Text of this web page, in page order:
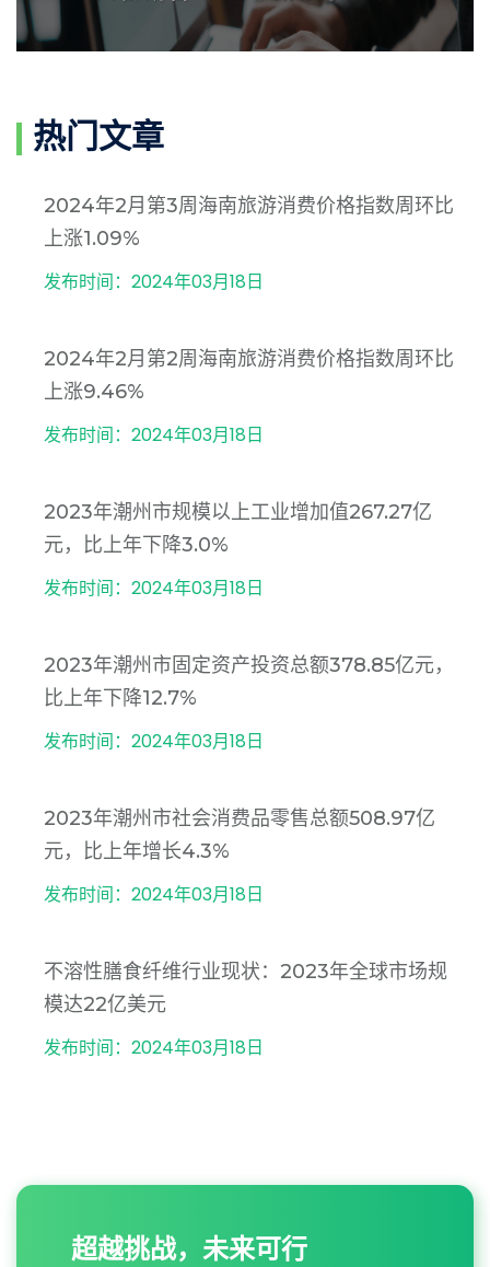
热门文章
2024年2月第3周海南旅游消费价格指数周环比
上涨1.09%
发布时间：2024年03月18日
2024年2月第2周海南旅游消费价格指数周环比
上涨9.46%
发布时间：2024年03月18日
2023年潮州市规模以上工业增加值267.27亿
元，比上年下降3.0%
发布时间：2024年03月18日
2023年潮州市固定资产投资总额378.85亿元，
比上年下降12.7%
发布时间：2024年03月18日
2023年潮州市社会消费品零售总额508.97亿
元，比上年增长4.3%
发布时间：2024年03月18日
不溶性膳食纤维行业现状：2023年全球市场规
模达22亿美元
发布时间：2024年03月18日
超越挑战，未来可行